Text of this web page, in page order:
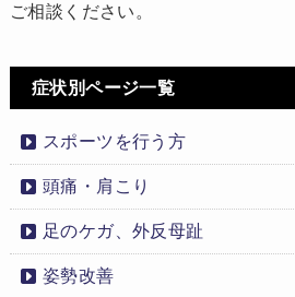
ご相談ください。
症状別ページ一覧
スポーツを行う方
頭痛・肩こり
足のケガ、外反母趾
姿勢改善